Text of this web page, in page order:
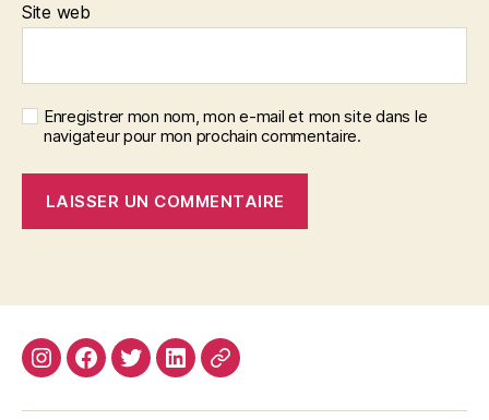
Site web
Enregistrer mon nom, mon e-mail et mon site dans le
navigateur pour mon prochain commentaire.
InstagramFacebook
TwitterLinkedin
Site